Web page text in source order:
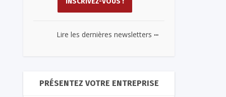
Lire les dernières newsletters ...
PRÉSENTEZ VOTRE ENTREPRISE